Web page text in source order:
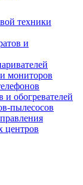
техники
и
мониторов
и обогревателей
пылесосов
центров